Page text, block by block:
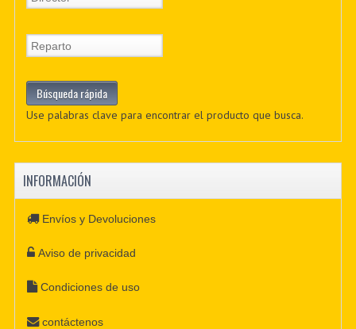
Use palabras clave para encontrar el producto que busca.
INFORMACIÓN
Envíos y Devoluciones
Aviso de privacidad
Condiciones de uso
contáctenos